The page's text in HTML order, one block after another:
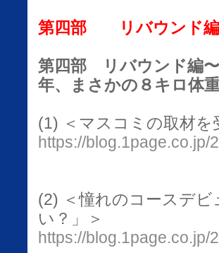
第四部 リバウンド編
第四部 リバウンド編
年、まさかの８キロ体
(1) ＜マスコミの取材を
https://blog.1page.co.jp/
(2) ＜憧れのコースデ
い？」＞
https://blog.1page.co.jp/